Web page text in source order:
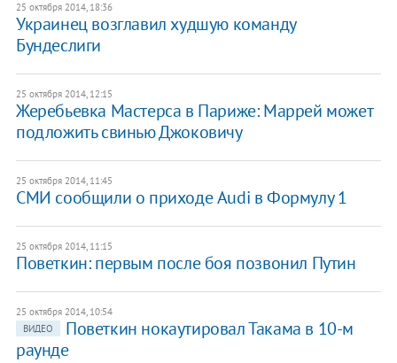
25 октября 2014, 18:36
Украинец возглавил худшую команду
Бундеслиги
25 октября 2014, 12:15
Жеребьевка Мастерса в Париже: Маррей может
подложить свинью Джоковичу
25 октября 2014, 11:45
СМИ сообщили о приходе Audi в Формулу 1
25 октября 2014, 11:15
Поветкин: первым после боя позвонил Путин
25 октября 2014, 10:54
ВИДЕО
Поветкин нокаутировал Такама в 10-м
раунде